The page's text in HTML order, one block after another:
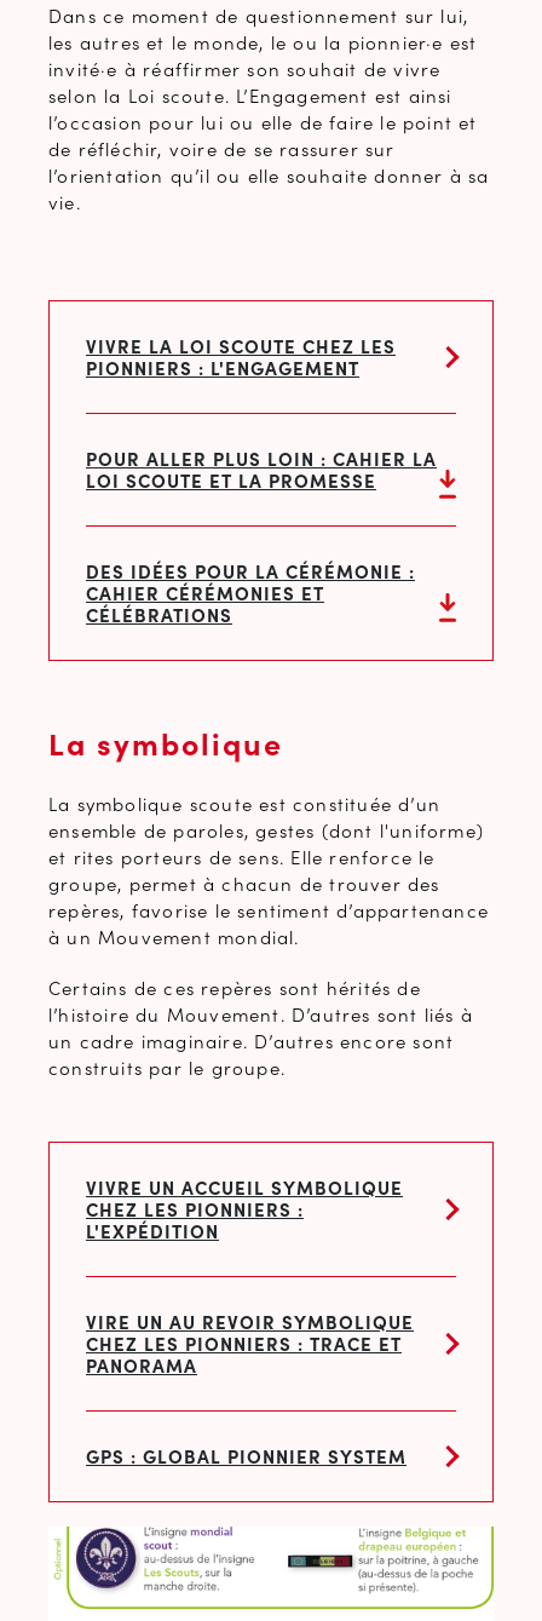
Dans ce moment de questionnement sur lui,
les autres et le monde, le ou la pionnier·e est
invité·e à réaffirmer son souhait de vivre
selon la Loi scoute. L’Engagement est ainsi
l’occasion pour lui ou elle de faire le point et
de réfléchir, voire de se rassurer sur
l’orientation qu’il ou elle souhaite donner à sa
vie.
VIVRE LA LOI SCOUTE CHEZ LES
PIONNIERS : L'ENGAGEMENT
POUR ALLER PLUS LOIN : CAHIER LA
LOI SCOUTE ET LA PROMESSE
DES IDÉES POUR LA CÉRÉMONIE :
CAHIER CÉRÉMONIES ET
CÉLÉBRATIONS
La symbolique
La symbolique scoute est constituée d’un
ensemble de paroles, gestes (dont l'uniforme)
et rites porteurs de sens. Elle renforce le
groupe, permet à chacun de trouver des
repères, favorise le sentiment d’appartenance
à un Mouvement mondial.
Certains de ces repères sont hérités de
l’histoire du Mouvement. D’autres sont liés à
un cadre imaginaire. D’autres encore sont
construits par le groupe.
VIVRE UN ACCUEIL SYMBOLIQUE
CHEZ LES PIONNIERS :
L'EXPÉDITION
VIRE UN AU REVOIR SYMBOLIQUE
CHEZ LES PIONNIERS : TRACE ET
PANORAMA
GPS : GLOBAL PIONNIER SYSTEM